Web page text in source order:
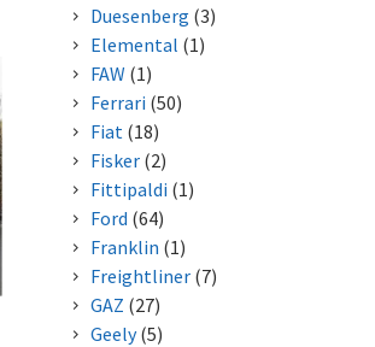
Duesenberg (3)
Elemental (1)
FAW (1)
Ferrari (50)
Fiat (18)
Fisker(2)
Fittipaldi (1)
Ford (64)
Franklin (1)
Freightliner(7)
GAZ (27)
Geely(5)